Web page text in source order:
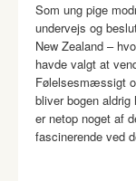
Som ung pige
undervejs og
New Zealand –
havde valgt at
Følelsesmæssigt
bliver bogen
er netop noget af
fascinerende ved